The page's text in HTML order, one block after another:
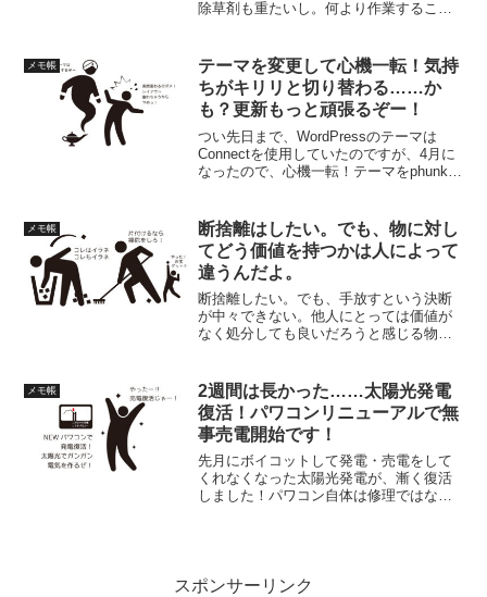
除草剤も重たいし。何より作業すること
を導入したらどうだろう？となった結
果、ヤギ除草をやってみました。メリッ
トもあるけどもちろんデメリットもある
よ！
メモ帳
テーマを変更して心機一転！気持
ちがキリリと切り替わる……か
も？更新もっと頑張るぞー！
つい先日まで、WordPressのテーマは
Connectを使用していたのですが、4月に
なったので、心機一転！テーマをphunkに
メモ帳
断捨離はしたい。でも、物に対し
てどう価値を持つかは人によって
違うんだよ。
断捨離したい。でも、手放すという決断
が中々できない。他人にとっては価値が
なく処分しても良いだろうと感じる物で
値があるものもある。断捨離って難しい
よね。
メモ帳
2週間は長かった……太陽光発電
復活！パワコンリニューアルで無
事売電開始です！
先月にボイコットして発電・売電をして
くれなくなった太陽光発電が、漸く復活
しました！パワコン自体は修理ではなく
スポンサーリンク